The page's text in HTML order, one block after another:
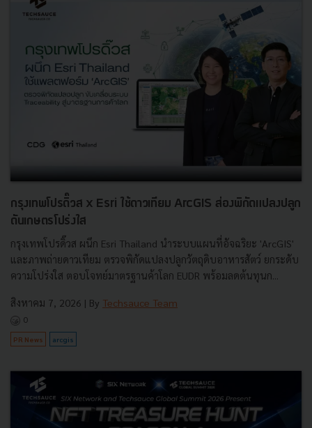
กรุงเทพโปรดิ๊วส x Esri ใช้ดาวเทียม ArcGIS ส่องพิกัดแปลงปลูก
ดันเกษตรโปร่งใส
กรุงเทพโปรดิ๊วส ผนึก Esri Thailand นำระบบแผนที่อัจฉริยะ 'ArcGIS'
และภาพถ่ายดาวเทียม ตรวจพิกัดแปลงปลูกวัตถุดิบอาหารสัตว์ ยกระดับ
ความโปร่งใส ตอบโจทย์มาตรฐานค้าโลก EUDR พร้อมลดต้นทุนก...
สิงหาคม 7, 2026 | By Techsauce Team
0
PR News arcgis